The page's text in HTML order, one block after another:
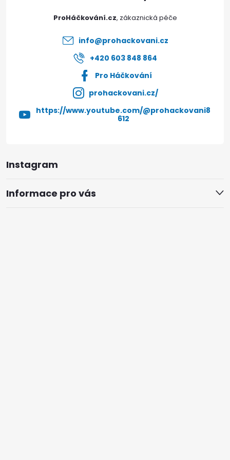
Instagram
Informace pro vás
ProHáčkování.cz
info@prohackovani.cz
+420 603 848 864
Pro Háčkování
prohackovani.cz/
https://www.youtube.com/@prohackovani8
612